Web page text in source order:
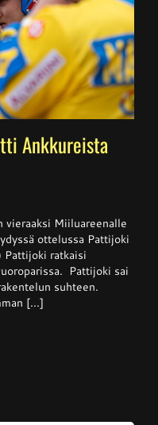
Ankkureista
vieraaksi Miiluareenalle
ottelussa Pattijoki
ratkaisi
Pattijoki sai
suhteen.
[...]